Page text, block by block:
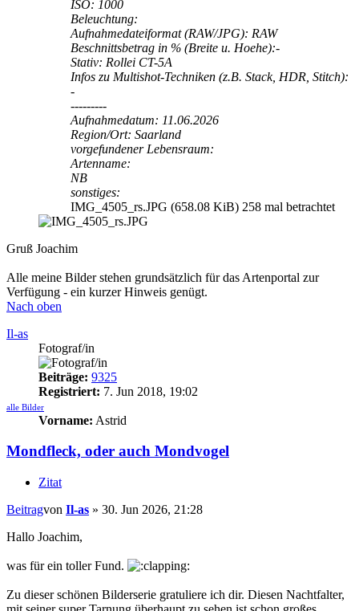
ISO: 1000
Beleuchtung:
Aufnahmedateiformat (RAW/JPG): RAW
Beschnittsbetrag in % (Breite u. Hoehe):-
Stativ: Rollei CT-5A
Infos zu Multishot-Techniken (z.B. Stack, HDR, Stitch):
-
---------
Aufnahmedatum: 11.06.2026
Region/Ort: Saarland
vorgefundener Lebensraum:
Artenname:
NB
sonstiges:
IMG_4505_rs.JPG (658.08 KiB) 258 mal betrachtet
Gruß Joachim
Alle meine Bilder stehen grundsätzlich für das Artenportal zur
Verfügung - ein kurzer Hinweis genügt.
Nach oben
Il-as
Fotograf/in
Beiträge: 9325
Registriert: 7. Jun 2018, 19:02
alle Bilder
Vorname: Astrid
Mondfleck, oder auch Mondvogel
Zitat
Beitragvon Il-as » 30. Jun 2026, 21:28
Hallo Joachim,
was für ein toller Fund.
Zu dieser schönen Bilderserie gratuliere ich dir. Diesen Nachtfalter,